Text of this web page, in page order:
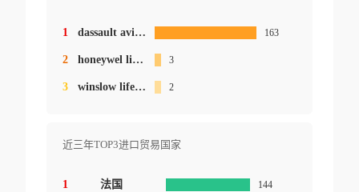
1 dassault aviation 163
2 honeywel linternational inc 3
3 winslow life raft co 2
近三年TOP3进口贸易国家
1 法国 144